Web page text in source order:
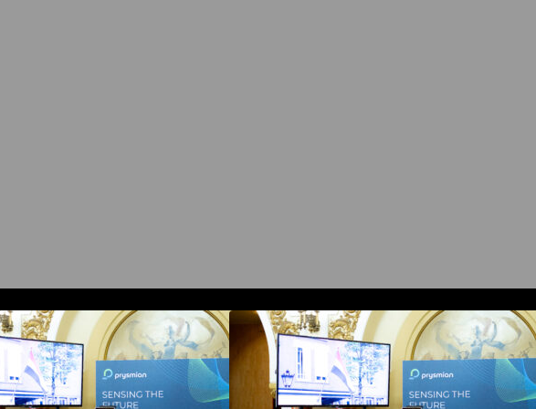
Prysmian aduce la COMM26
tehnologii de sensing si Digital
Energy pentru monitorizarea in
timp real a infrastrucrutilor critice
Prysmian aduce la COMM26
tehnologii de sensing si Digital
Energy pentru monitorizarea in
timp real a infrastrucrutilor critice